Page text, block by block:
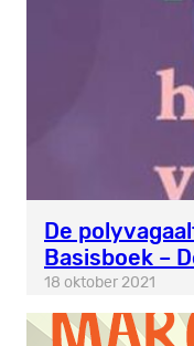
De
Basisboek –
18 oktober 2021